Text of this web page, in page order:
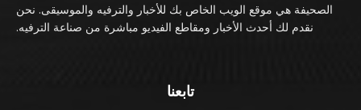
الصحيفة هي موقع الويب الخاص بك للأخبار والترفيه والموسيقى. نحن
نقدم لك أحدث الأخبار ومقاطع الفيديو مباشرة من صناعة الترفيه.
تابعنا